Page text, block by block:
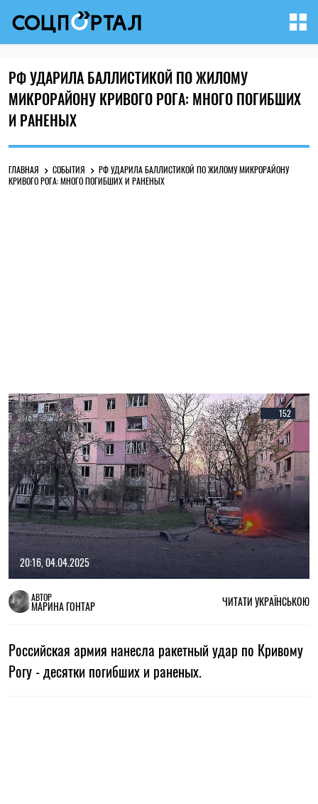
РФ УДАРИЛА БАЛЛИСТИКОЙ ПО ЖИЛОМУ
МИКРОРАЙОНУ КРИВОГО РОГА: МНОГО ПОГИБШИХ
И РАНЕНЫХ
ГЛАВНАЯ СОБЫТИЯ
РФ УДАРИЛА БАЛЛИСТИКОЙ ПО ЖИЛОМУ МИКРОРАЙОНУ
КРИВОГО РОГА: МНОГО ПОГИБШИХ И РАНЕНЫХ
152
20:16, 04.04.2025
АВТОР
МАРИНА ГОНТАР ЧИТАТИ УКРАЇНСЬКОЮ
Российская армия нанесла ракетный удар по Кривому
Рогу - десятки погибших и раненых.